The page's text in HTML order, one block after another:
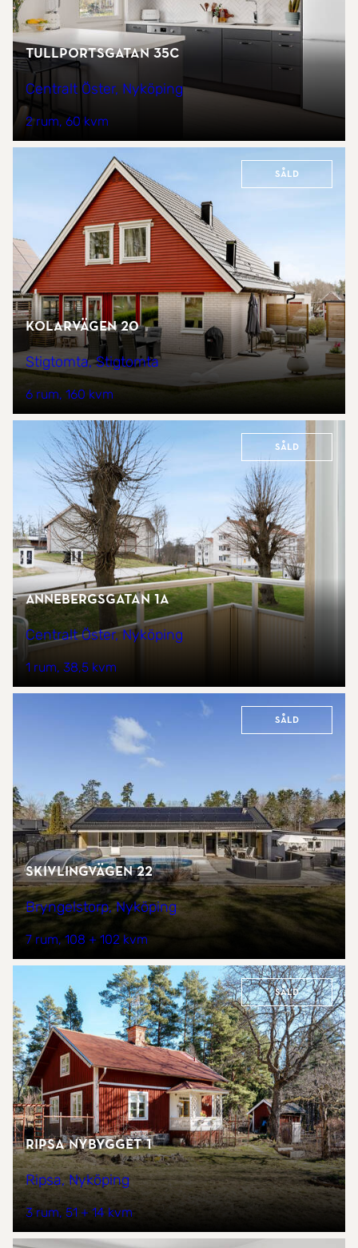
Tullportsgatan 35C
Centralt Öster, Nyköping
2 rum 60 kvm
Såld
Kolarvägen 20
Stigtomta, Stigtomta
6 rum 160 kvm
Såld
Annebergsgatan 1A
Centralt Öster, Nyköping
1 rum 38,5 kvm
Såld
Skivlingvägen 22
Bryngelstorp, Nyköping
7 rum 108 + 102 kvm
Såld
Ripsa Nybygget 1
Ripsa, Nyköping
3 rum 51 + 14 kvm